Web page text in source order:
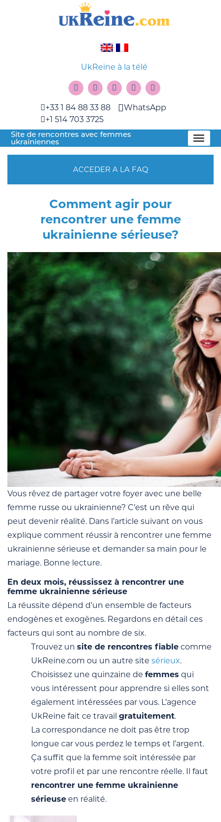
UkReine à la télé
+33 1 84 88 33 88
+1 514 703 3725
WhatsApp
Site de rencontres avec femmes
ukrainiennes
ACCEDER A LA FAQ
Comment agir pour
rencontrer une femme
ukrainienne sérieuse?
Vous rêvez de partager votre foyer avec une belle
femme russe ou ukrainienne? C’est un rêve qui
peut devenir réalité. Dans l’article suivant on vous
explique comment réussir à rencontrer une femme
ukrainienne sérieuse et demander sa main pour le
mariage. Bonne lecture.
En deux mois, réussissez à rencontrer une
femme ukrainienne sérieuse
La réussite dépend d’un ensemble de facteurs
endogènes et exogènes. Regardons en détail ces
facteurs qui sont au nombre de six.
Trouvez un site de rencontres fiable comme
UkReine.com ou un autre site sérieux.
Choisissez une quinzaine de femmes qui
vous intéressent pour apprendre si elles sont
également intéressées par vous. L’agence
UkReine fait ce travail gratuitement.
La correspondance ne doit pas être trop
longue car vous perdez le temps et l’argent.
Ça suffit que la femme soit intéressée par
votre profil et par une rencontre réelle. Il faut
rencontrer une femme ukrainienne
sérieuse en réalité.